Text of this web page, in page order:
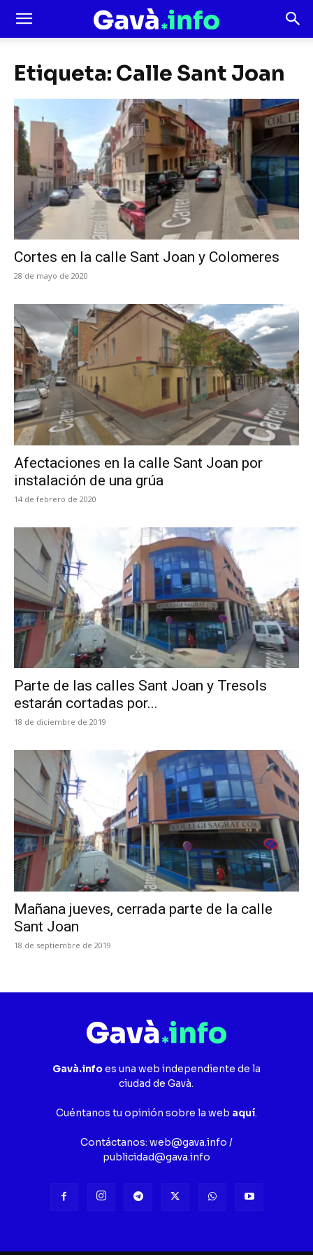
Etiqueta: Calle Sant Joan
Cortes en la calle Sant Joan y Colomeres
28 de mayo de 2020
Afectaciones en la calle Sant Joan por
instalación de una grúa
14 de febrero de 2020
Parte de las calles Sant Joan y Tresols
estarán cortadas por...
18 de diciembre de 2019
Mañana jueves, cerrada parte de la calle
Sant Joan
18 de septiembre de 2019
Gavà.infoes una web independiente de la
ciudad de Gavà.
Cuéntanos tu opinión sobre la web aquí.
Contáctanos: web@gava.info /
publicidad@gava.info